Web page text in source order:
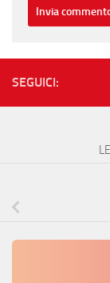
SEGUICI: